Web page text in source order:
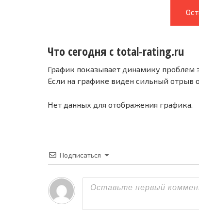
Что сегодня с total-rating.ru
График показывает динамику проблем
Если на графике виден сильный отрыв
Нет данных для отображения графика.
Подписаться